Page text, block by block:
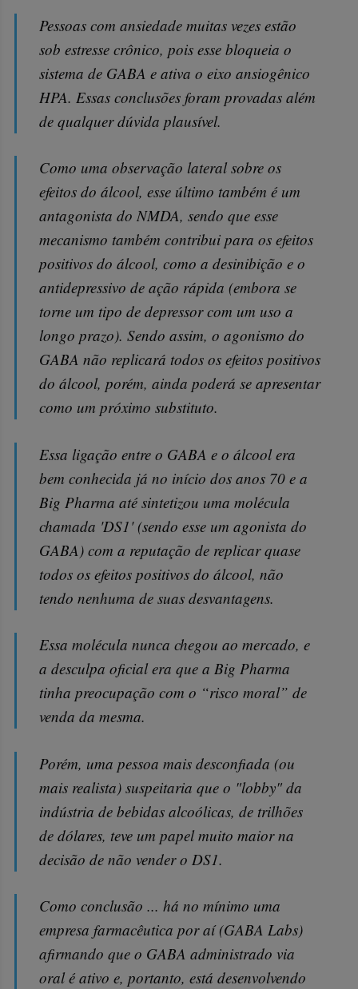
Pessoas com ansiedade muitas vezes estão
sob estresse crônico, pois esse bloqueia o
sistema de GABA e ativa o eixo ansiogênico
HPA. Essas conclusões foram provadas além
de qualquer dúvida plausível.
Como uma observação lateral sobre os
efeitos do álcool, esse último também é um
antagonista do NMDA, sendo que esse
mecanismo também contribui para os efeitos
positivos do álcool, como a desinibição e o
antidepressivo de ação rápida (embora se
torne um tipo de depressor com um uso a
longo prazo). Sendo assim, o agonismo do
GABA não replicará todos os efeitos positivos
do álcool, porém, ainda poderá se apresentar
como um próximo substituto.
Essa ligação entre o GABA e o álcool era
bem conhecida já no início dos anos 70 e a
Big Pharma até sintetizou uma molécula
chamada 'DS1' (sendo esse um agonista do
GABA) com a reputação de replicar quase
todos os efeitos positivos do álcool, não
tendo nenhuma de suas desvantagens.
Essa molécula nunca chegou ao mercado, e
a desculpa oficial era que a Big Pharma
tinha preocupação com o “risco moral” de
venda da mesma.
Porém, uma pessoa mais desconfiada (ou
mais realista) suspeitaria que o "lobby" da
indústria de bebidas alcoólicas, de trilhões
de dólares, teve um papel muito maior na
decisão de não vender o DS1.
Como conclusão ... há no mínimo uma
empresa farmacêutica por aí (GABA Labs)
afirmando que o GABA administrado via
oral é ativo e, portanto, está desenvolvendo